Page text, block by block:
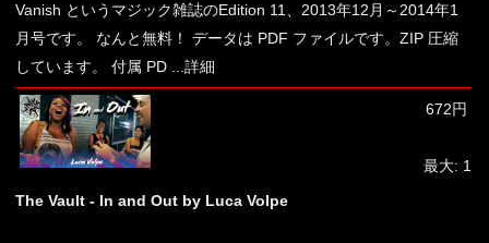
Vanish というマジック雑誌のEdition 11、2013年12月～2014年1
月号です。 なんと無料！ データは PDF ファイルです。ZIP 圧縮
しています。 付属 PD ...詳細
672円
最大: 1
The Vault - In and Out by Luca Volpe